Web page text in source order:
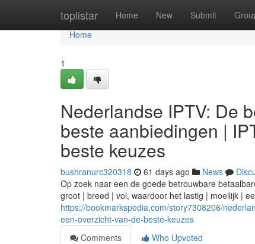
toplistar Home New Submit
Home
Home
1
Nederlandse IPTV: De
beste aanbiedingen |
beste keuzes
bushranurc320318 61 days ago News
Op zoek naar een de goede betrouwbare
groot | breed | vol, waardoor het lastig | moeilijk |
https://bookmarkspedia.com/story7308206/
een-overzicht-van-de-beste-keuzes
Comments
Who Upvoted